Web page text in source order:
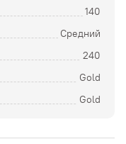
140
Средний
240
Gold
Gold